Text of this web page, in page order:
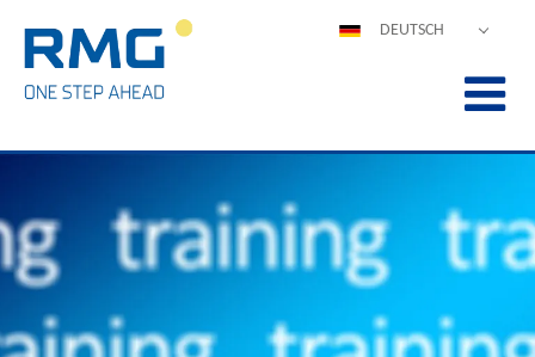
DEUTSCH
ITALIANO
中文